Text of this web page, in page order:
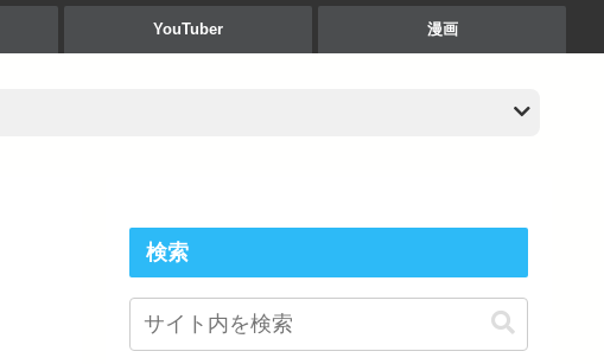
YouTuber 漫画
検索